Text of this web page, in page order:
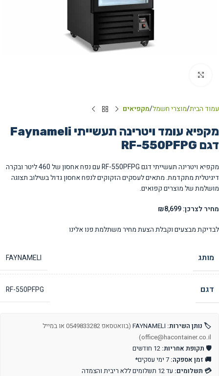
עמוד הבית מוצרי חשמל מקפיאים
מקפיא עומד ויטרינה תעשייתי Faynameli
דגם RF-550PFPG
מקפיא ויטרינה תעשייתי דגם RF-550PFPG עם נפח אחסון של 460 ליטר ובקרה
דיגיטלית מתקדמת. מתאים לעסקים הזקוקים לנפח אחסון גדול בשילוב תצוגה
מושלמת של מוצרים קפואים.
מחיר לצרכן: ₪8,699
לבדיקת מבצעים וקבלת הצעת מחיר משתלמת פנו אלינו
מותג FAYNAMELI
דגם RF-550PFPG
🏷️ נותן השירות:
(בוואטסאפ 0549833282 או במייל
office@hacontainer.co.il)
🛡️ תקופת אחריות:
🚚 זמן אספקה:
💳 תשלומים: עד 12 תשלומים ללא ריבית והצמדה